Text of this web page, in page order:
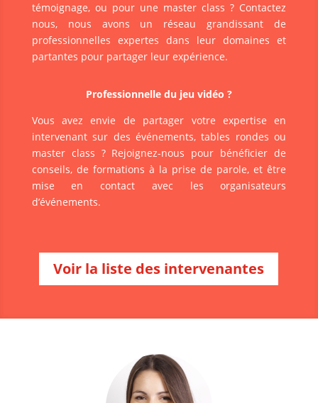
témoignage, ou pour une master class ? Contactez
nous, nous avons un réseau grandissant de
professionnelles expertes dans leur domaines et
partantes pour partager leur expérience.
Professionnelle du jeu vidéo ?
Vous avez envie de partager votre expertise en
intervenant sur des événements, tables rondes ou
master class ? Rejoignez-nous pour bénéficier de
conseils, de formations à la prise de parole, et être
mise en contact avec les organisateurs
d’événements.
Voir la liste des intervenantes